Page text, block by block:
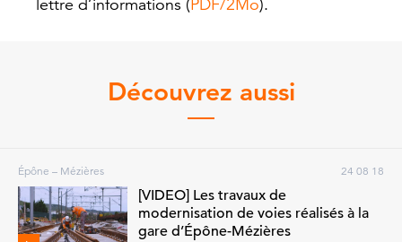
lettre d’informations (PDF/2Mo).
Découvrez aussi
Épône – Mézières 24 08 18
[VIDEO] Les travaux de
modernisation de voies réalisés à la
gare d’Épône-Mézières